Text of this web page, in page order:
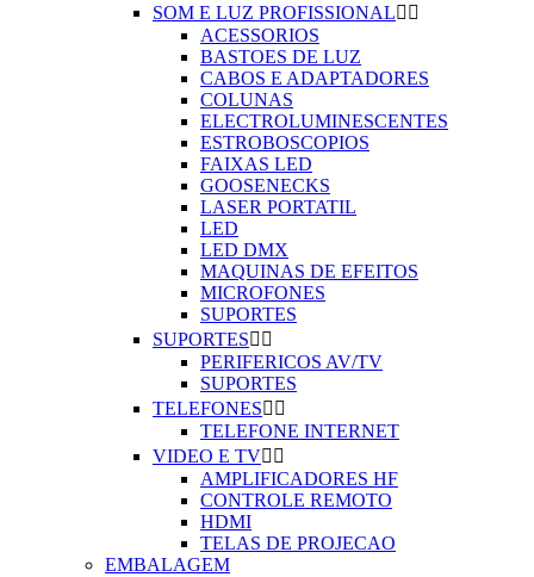
SOM E LUZ PROFISSIONAL 
ACESSORIOS
BASTOES DE LUZ
CABOS E ADAPTADORES
COLUNAS
ELECTROLUMINESCENTES
ESTROBOSCOPIOS
FAIXAS LED
GOOSENECKS
LASER PORTATIL
LED
LED DMX
MAQUINAS DE EFEITOS
MICROFONES
SUPORTES
SUPORTES 
PERIFERICOS AV/TV
SUPORTES
TELEFONES 
TELEFONE INTERNET
VIDEO E TV 
AMPLIFICADORES HF
CONTROLE REMOTO
HDMI
TELAS DE PROJECAO
EMBALAGEM